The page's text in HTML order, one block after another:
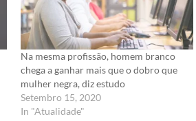
Na mesma profissão, homem branco
chega a ganhar mais que o dobro que
mulher negra, diz estudo
Setembro 15, 2020
In "Atualidade"